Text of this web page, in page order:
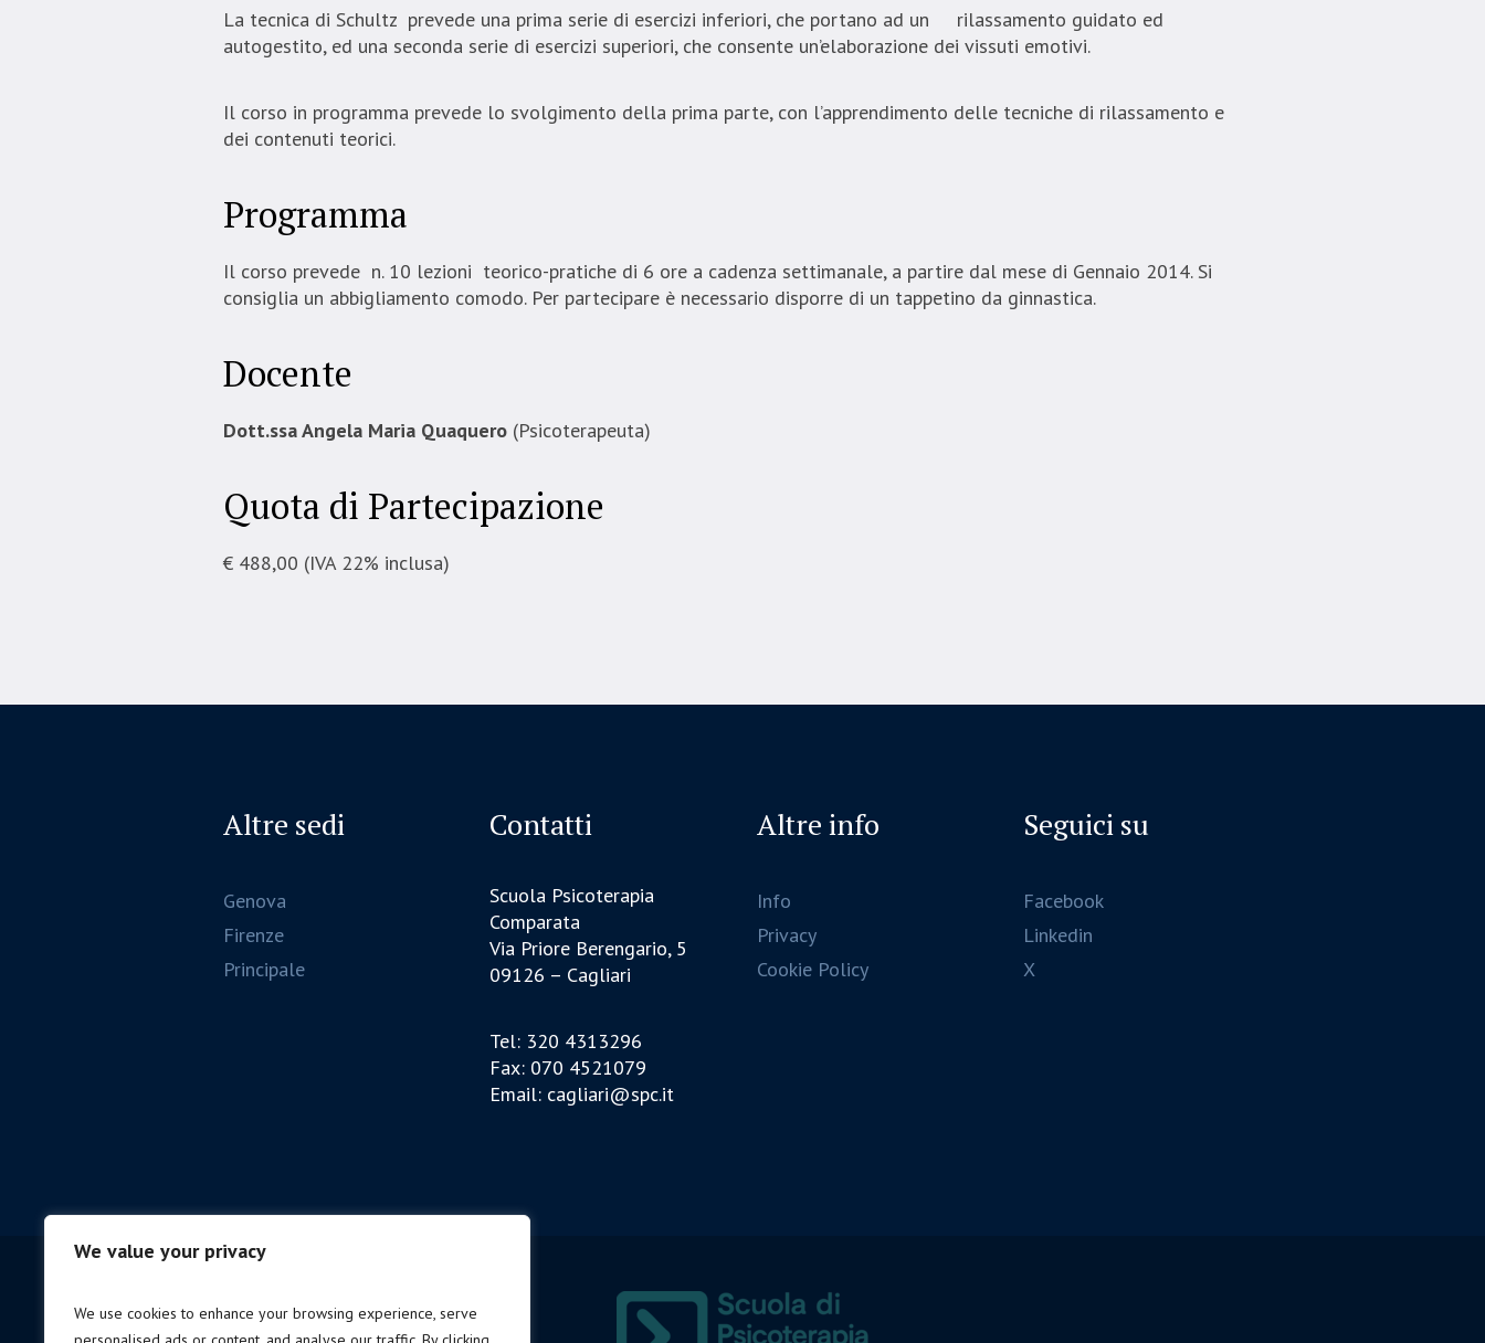
We value your privacy
We use cookies to enhance your browsing experience, serve
La tecnica di Schultz prevede una prima serie di esercizi inferiori, che portano ad un rilassamento guidato ed
autogestito, ed una seconda serie di esercizi superiori, che consente un’elaborazione dei vissuti emotivi.
Il corso in programma prevede lo svolgimento della prima parte, con l’apprendimento delle tecniche di rilassamento e
dei contenuti teorici.
Programma
Il corso prevede n. 10 lezioni teorico-pratiche di 6 ore a cadenza settimanale, a partire dal mese di Gennaio 2014. Si
consiglia un abbigliamento comodo. Per partecipare è necessario disporre di un tappetino da ginnastica.
Docente
Dott.ssa Angela Maria Quaquero (Psicoterapeuta)
Quota di Partecipazione
€ 488,00 (IVA 22% inclusa)
Altre sedi
Genova
Firenze
Principale
Contatti
Scuola Psicoterapia
Comparata
Via Priore Berengario, 5
09126 – Cagliari
Tel: 320 4313296
Fax: 070 4521079
Email: cagliari@spc.it
Altre info
Info
Privacy
Cookie Policy
Seguici su
Facebook
Linkedin
X